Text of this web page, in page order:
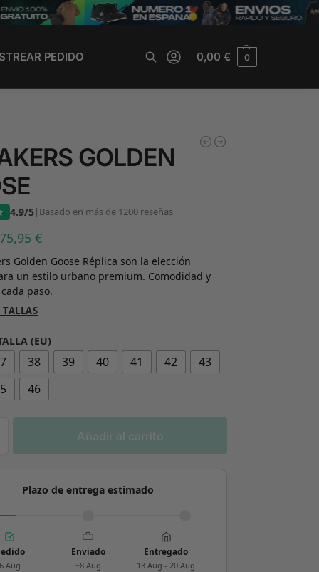
PEDIDO 0,00€ 0
GOLDEN
4.9/5| Basado en más de 1200 reseñas
75,95€
Golden Goose Réplica son la elección
un estilo urbano premium. Comodidad y
paso.
(EU)
38 39 40 41 42
43
46
Añadir al carrito
Plazo de entrega estimado
Aug
Enviado
~8 Aug
Entregado
13 Aug - 20 Aug